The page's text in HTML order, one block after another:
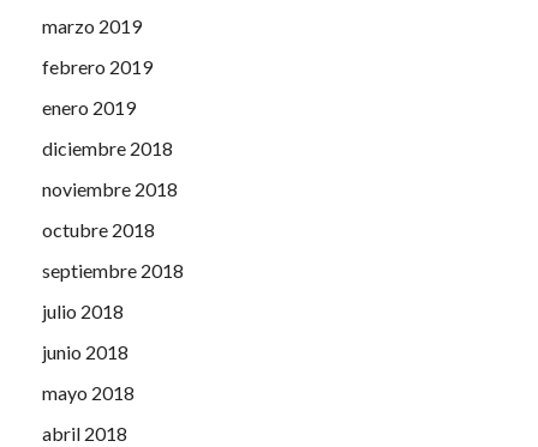
marzo 2019
febrero 2019
enero 2019
diciembre 2018
noviembre 2018
octubre 2018
septiembre 2018
julio 2018
junio 2018
mayo 2018
abril 2018